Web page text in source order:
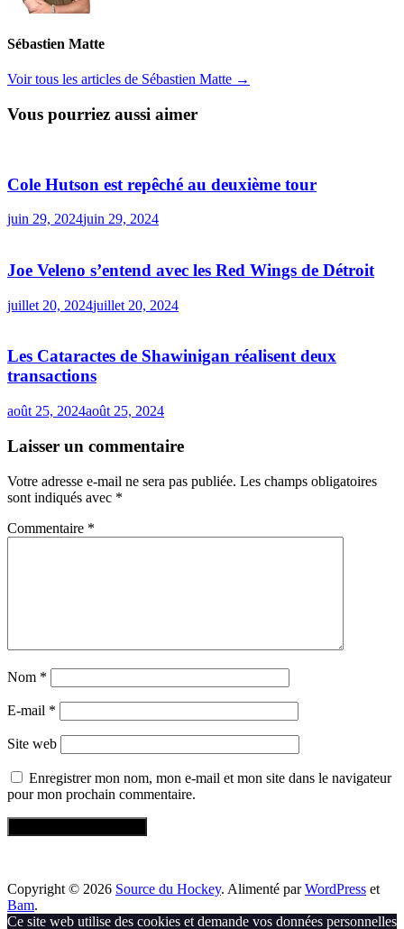
Sébastien Matte
Voir tous les articles de Sébastien Matte →
Vous pourriez aussi aimer
Cole Hutson est repêché au deuxième tour
juin 29, 2024juin 29, 2024
Joe Veleno s’entend avec les Red Wings de Détroit
juillet 20, 2024juillet 20, 2024
Les Cataractes de Shawinigan réalisent deux
transactions
août 25, 2024août 25, 2024
Laisser un commentaire
Votre adresse e-mail ne sera pas publiée. Les champs obligatoires
sont indiqués avec *
Commentaire *
Nom *
E-mail *
Site web
Enregistrer mon nom, mon e-mail et mon site dans le navigateur
pour mon prochain commentaire.
Copyright © 2026 Source du Hockey. Alimenté parWordPress et
Bam.
Ce site web utilise des cookies et demande vos données personnelles